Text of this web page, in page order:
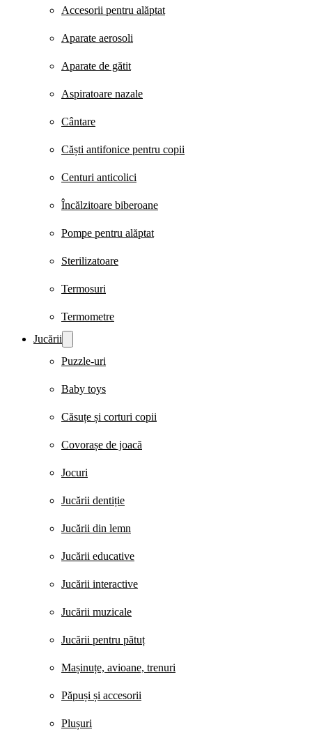
Accesorii pentru alăptat
Aparate aerosoli
Aparate de gătit
Aspiratoare nazale
Cântare
Căști antifonice pentru copii
Centuri anticolici
Încălzitoare biberoane
Pompe pentru alăptat
Sterilizatoare
Termosuri
Termometre
Jucării
Puzzle-uri
Baby toys
Căsuțe și corturi copii
Covorașe de joacă
Jocuri
Jucării dentiție
Jucării din lemn
Jucării educative
Jucării interactive
Jucării muzicale
Jucării pentru pătuț
Mașinuțe, avioane, trenuri
Păpuși și accesorii
Plușuri